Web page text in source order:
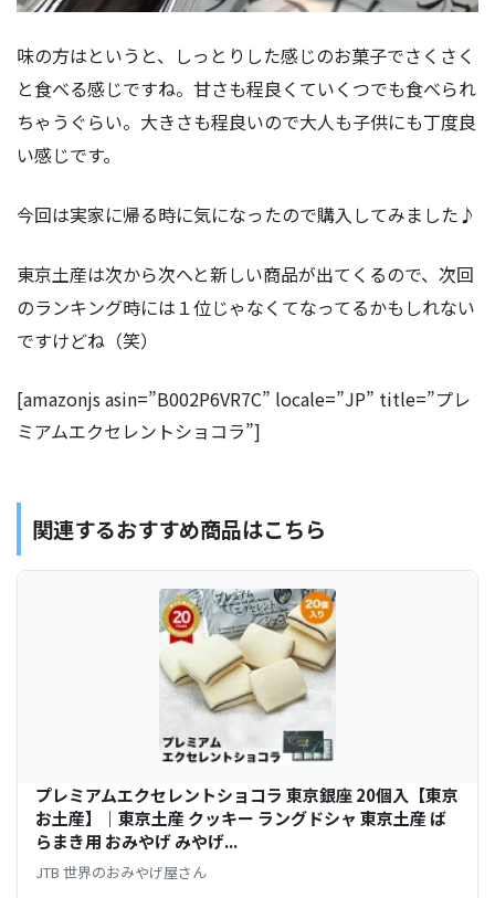
味の方はというと、しっとりした感じのお菓子でさくさく
と食べる感じですね。甘さも程良くていくつでも食べられ
ちゃうぐらい。大きさも程良いので大人も子供にも丁度良
い感じです。
今回は実家に帰る時に気になったので購入してみました♪
東京土産は次から次へと新しい商品が出てくるので、次回
のランキング時には１位じゃなくてなってるかもしれない
ですけどね（笑）
[amazonjs asin=”B002P6VR7C” locale=”JP” title=”プレ
ミアムエクセレントショコラ”]
関連するおすすめ商品はこちら
プレミアムエクセレントショコラ 東京銀座 20個入【東京
お土産】｜東京土産 クッキー ラングドシャ 東京土産 ば
らまき用 おみやげ みやげ...
JTB 世界のおみやげ屋さん